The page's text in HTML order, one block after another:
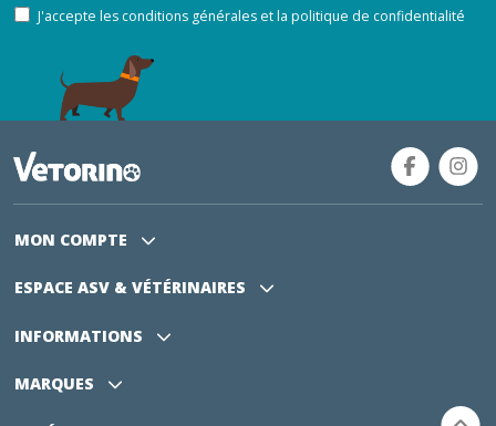
J'accepte les conditions générales et la politique de confidentialité
MON COMPTE
ESPACE ASV & VÉTÉRINAIRES
INFORMATIONS
MARQUES